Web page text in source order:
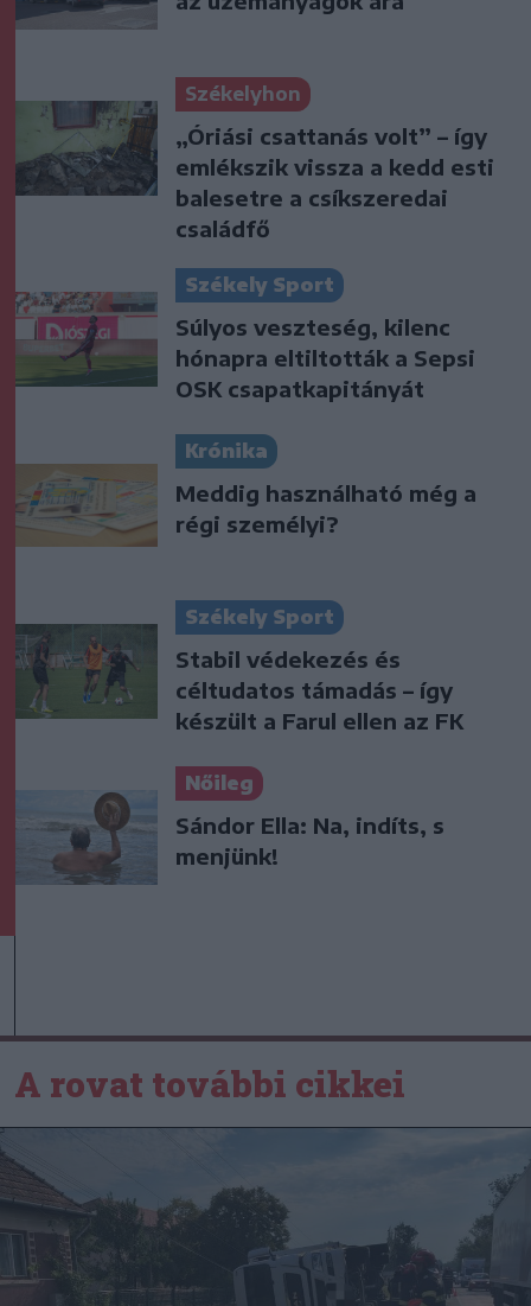
Székelyhon
„Óriási csattanás volt” – így
emlékszik vissza a kedd esti
balesetre a csíkszeredai
családfő
Székely Sport
Súlyos veszteség, kilenc
hónapra eltiltották a Sepsi
OSK csapatkapitányát
Krónika
Meddig használható még a
régi személyi?
Székely Sport
Stabil védekezés és
céltudatos támadás – így
készült a Farul ellen az FK
Nőileg
Sándor Ella: Na, indíts, s
menjünk!
A rovat további cikkei